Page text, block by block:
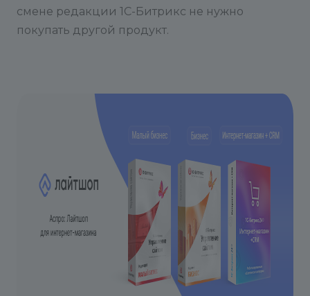
смене редакции 1С-Битрикс не нужно
покупать другой продукт.